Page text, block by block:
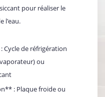
pour réaliser le
l'eau.
: Cycle de réfrigération
ou
: Plaque froide ou